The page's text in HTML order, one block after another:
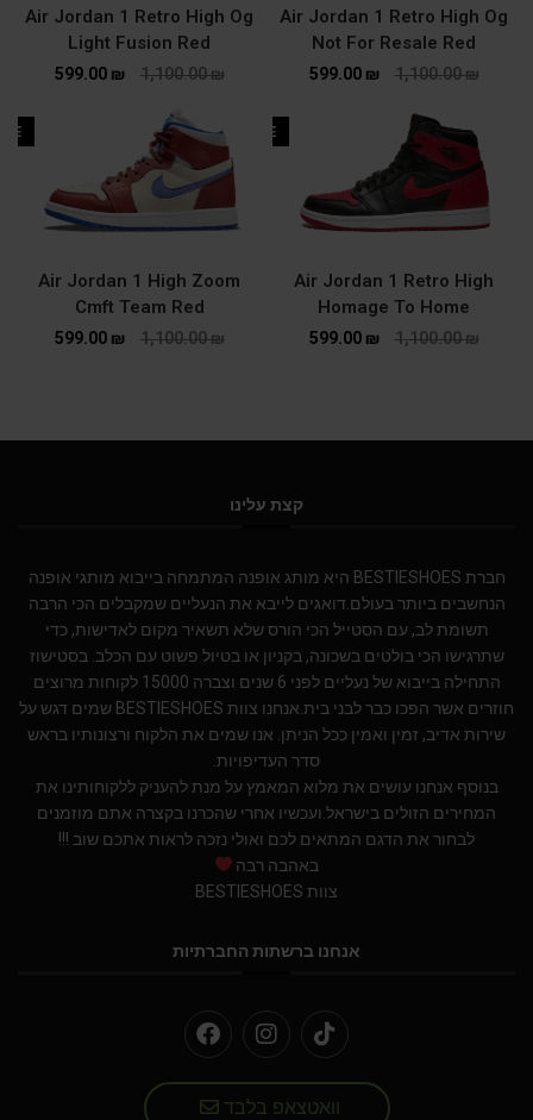
Air Jordan 1 Retro High Og
Not For Resale Red
1,100.00₪
599.00 ₪
Air Jordan 1 Retro High Og
Light Fusion Red
1,100.00₪
599.00 ₪
SALE
Air Jordan 1 Retro High
Homage To Home
1,100.00₪
599.00 ₪
Air Jordan 1 High Zoom
Cmft Team Red
1,100.00₪
599.00 ₪
קצת עלינו
חברת BESTIESHOES היא מותג אופנה המתמחה בייבוא מותגי אופנה
הנחשבים ביותר בעולם.דואגים לייבא את הנעליים שמקבלים הכי הרבה
תשומת לב, עם הסטייל הכי הורס שלא תשאיר מקום לאדישות, כדי
שתרגישו הכי בולטים בשכונה, בקניון או בטיול פשוט עם הכלב. בסטישוז
התחילה בייבוא של נעליים לפני 6 שנים וצברה 15000 לקוחות מרוצים
חוזרים אשר הפכו כבר לבני בית.אנחנו צוות BESTIESHOES שמים דגש על
שירות אדיב, זמין ואמין ככל הניתן. אנו שמים את הלקוח ורצונותיו בראש
סדר העדיפויות.
בנוסף אנחנו עושים את מלוא המאמץ על מנת להעניק ללקוחותינו את
המחירים הזולים בישראל.ועכשיו אחרי שהכרנו בקצרה אתם מוזמנים
לבחור את הדגם המתאים לכם ואולי נזכה לראות אתכם שוב !!!
באהבה רבה
צוות BESTIESHOES
אנחנו ברשתות החברתיות
וואטצאפ בלבד